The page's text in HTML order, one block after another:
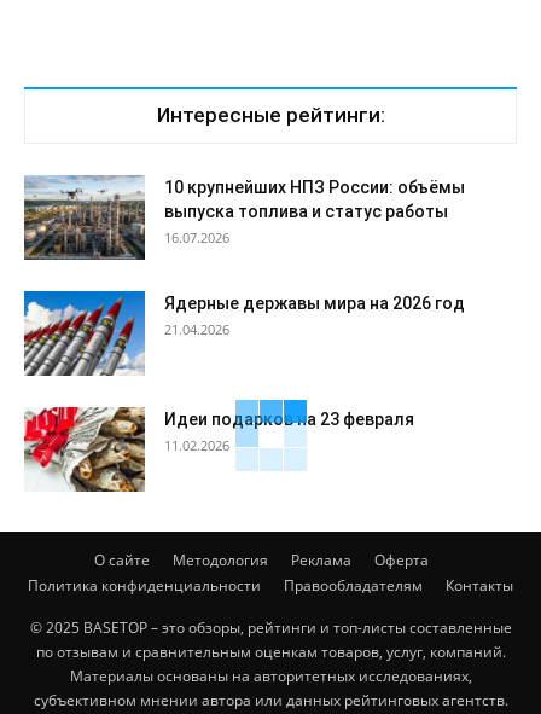
Интересные рейтинги:
10 крупнейших НПЗ России: объёмы
выпуска топлива и статус работы
16.07.2026
Ядерные державы мира на 2026 год
21.04.2026
Идеи подарков на 23 февраля
11.02.2026
О сайте Методология Реклама
Оферта
Политика конфиденциальности
Правообладателям Контакты
© 2025 BASETOP – это обзоры, рейтинги и топ-листы составленные
по отзывам и сравнительным оценкам товаров, услуг, компаний.
Материалы основаны на авторитетных исследованиях,
субъективном мнении автора или данных рейтинговых агентств.